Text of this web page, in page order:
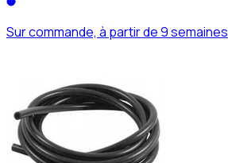
Sur commande, à partir de 9 semaines